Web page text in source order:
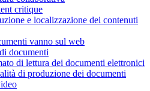
critique
e localizzazione dei contenuti
vanno sul web
documenti
di lettura dei documenti elettronici
di produzione dei documenti